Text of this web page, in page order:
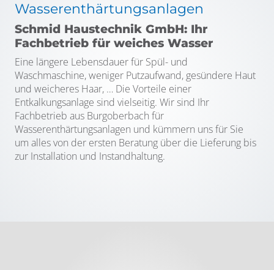
Wasserenthärtungsanlagen
Schmid Haustechnik GmbH: Ihr
Fachbetrieb für weiches Wasser
Eine längere Lebensdauer für Spül- und
Waschmaschine, weniger Putzaufwand, gesündere Haut
und weicheres Haar, … Die Vorteile einer
Entkalkungsanlage sind vielseitig. Wir sind Ihr
Fachbetrieb aus Burgoberbach für
Wasserenthärtungsanlagen und kümmern uns für Sie
um alles von der ersten Beratung über die Lieferung bis
zur Installation und Instandhaltung.